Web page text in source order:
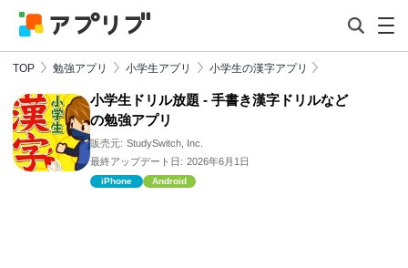
TOP 勉強アプリ 小学生アプリ 小学生の漢字アプリ
小学生ドリル放題 - 手書き漢字ドリルなど
の勉強アプリ
販売元: StudySwitch, Inc.
最終アップデート日: 2026年6月1日
iPhone Android